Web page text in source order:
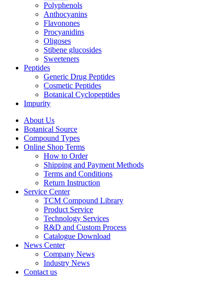
Polyphenols
Anthocyanins
Flavonones
Procyanidins
Oligoses
Stibene glucosides
Sweeteners
Peptides
Generic Drug Peptides
Cosmetic Peptides
Botanical Cyclopeptides
Impurity
About Us
Botanical Source
Compound Types
Online Shop Terms
How to Order
Shipping and Payment Methods
Terms and Conditions
Return Instruction
Service Center
TCM Compound Library
Product Service
Technology Services
R&D and Custom Process
Catalogue Download
News Center
Company News
Industry News
Contact us